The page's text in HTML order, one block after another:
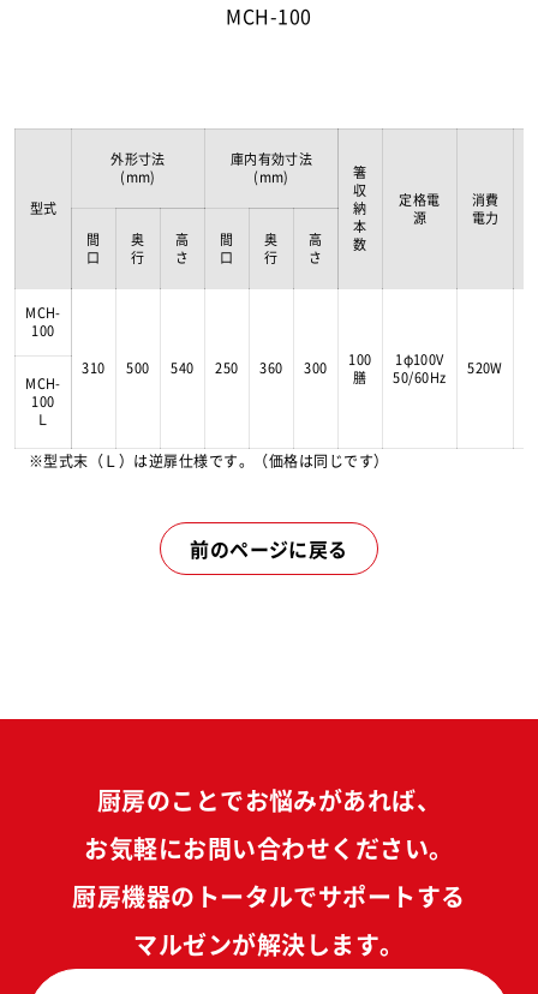
MCH-100
型式
外形寸法
(mm)
庫内有効寸法
(mm)
箸
収
納
本
数
定格電
源
消費
電力
間
口
奥
行
高
さ
間
口
奥
行
高
さ
MCH-
100
310
500 540 250 360 300
100
膳
1φ100V
50/60Hz
520W
MCH-
100
Ｌ
※型式末（Ｌ）は逆扉仕様です。（価格は同じです）
前のページに戻る
厨房のことでお悩みがあれば、
お気軽にお問い合わせください。
厨房機器のトータルでサポートする
マルゼンが解決します。